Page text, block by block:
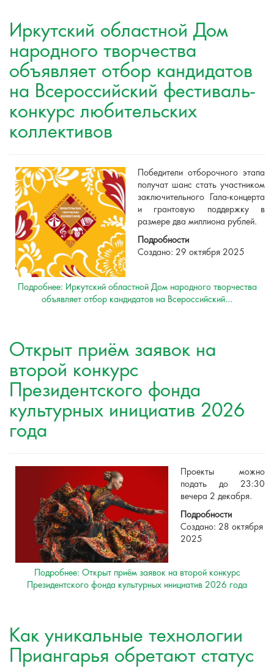
Иркутский областной Дом
народного творчества
объявляет отбор кандидатов
на Всероссийский фестиваль-
конкурс любительских
коллективов
Победители отборочного этапа
получат шанс стать участником
заключительного Гала-концерта
и грантовую поддержку в
размере два миллиона рублей.
Подробности
Создано: 29 октября 2025
Подробнее: Иркутский областной Дом народного творчества
объявляет отбор кандидатов на Всероссийский...
Открыт приём заявок на
второй конкурс
Президентского фонда
культурных инициатив 2026
года
Проекты можно
подать до 23:30
вечера 2 декабря.
Подробности
Создано: 28 октября
2025
Подробнее: Открыт приём заявок на второй конкурс
Президентского фонда культурных инициатив 2026 года
Как уникальные технологии
Приангарья обретают статус